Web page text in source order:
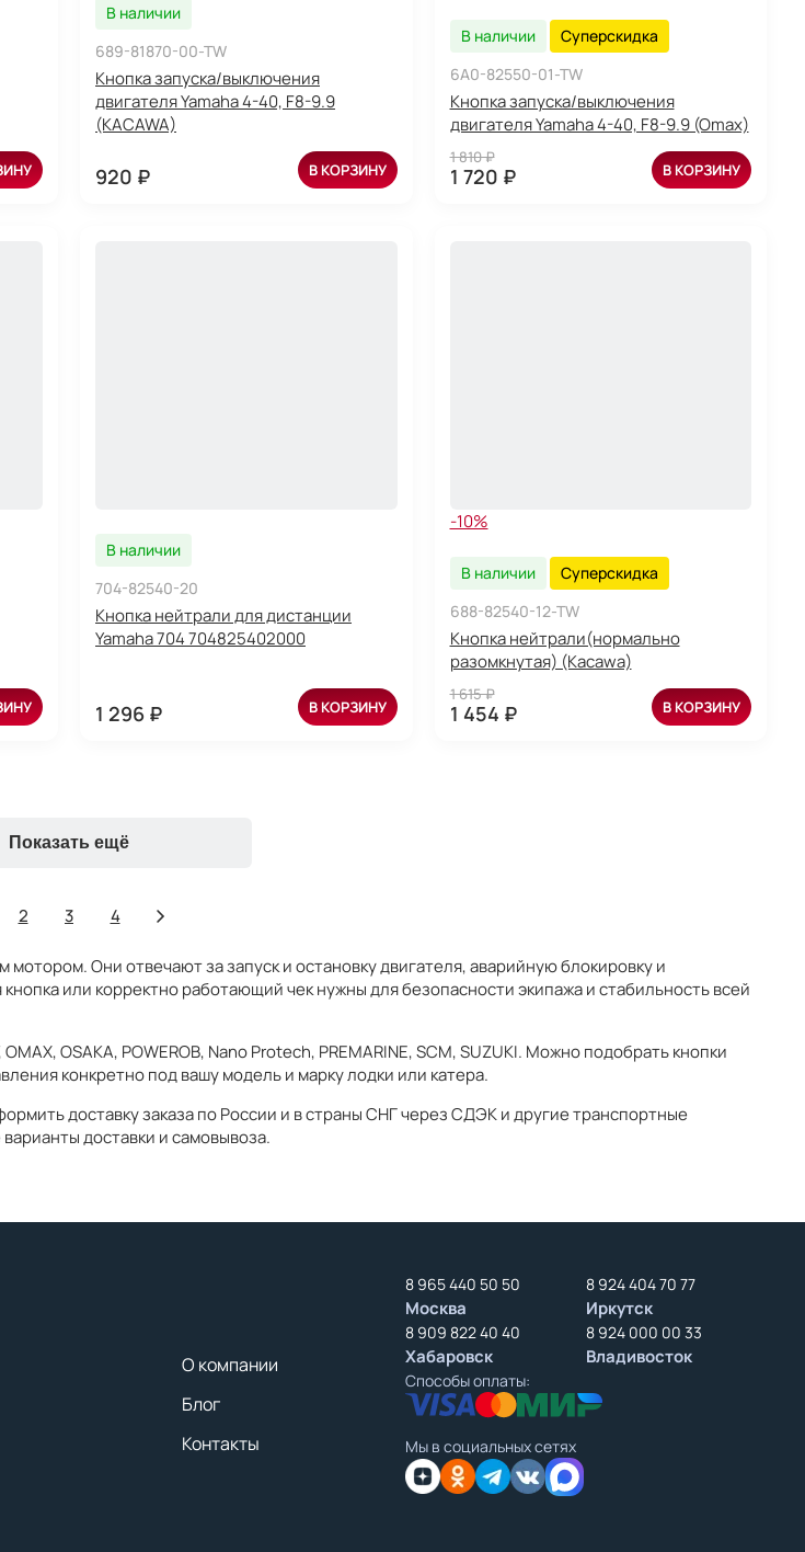
В наличии
689-81870-00-TW
Кнопка запуска/выключения
двигателя Yamaha 4-40, F8-9.9
(KACAWA)
920 ₽ В КОРЗИНУ
В наличии
Суперскидка
6A0-82550-01-TW
Кнопка запуска/выключения
двигателя Yamaha 4-40, F8-9.9 (Omax)
1 810 ₽
1 720 ₽ В КОРЗИНУ
В наличии
704-82540-20
Кнопка нейтрали для дистанции
Yamaha 704 704825402000
1 296 ₽ В КОРЗИНУ
-10%
В наличии
Суперскидка
688-82540-12-TW
Кнопка нейтрали(нормально
разомкнутая) (Kacawa)
1 615 ₽
1 454 ₽ В КОРЗИНУ
Показать ещё
2 3 4
Они отвечают за запуск и остановку двигателя, аварийную блокировку и
или корректно работающий чек нужны для безопасности экипажа и стабильность всей
OSAKA, POWEROB, Nano Protech, PREMARINE, SCM, SUZUKI. Можно подобрать кнопки
конкретно под вашу модель и марку лодки или катера.
доставку заказа по России и в страны СНГ через СДЭК и другие транспортные
доставки и самовывоза.
О компании
Блог
Контакты
8 965 440 50 50
Москва
8 924 404 70 77
Иркутск
8 909 822 40 40
Хабаровск
8 924 000 00 33
Владивосток
Способы оплаты:
Мы в социальных сетях